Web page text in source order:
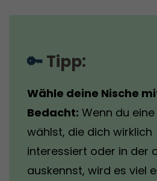
🔑 Tipp:
Wähle deine Nische
Bedacht: Wenn du
wählst, die dich wirklich
interessiert oder in der
auskennst, wird es viel